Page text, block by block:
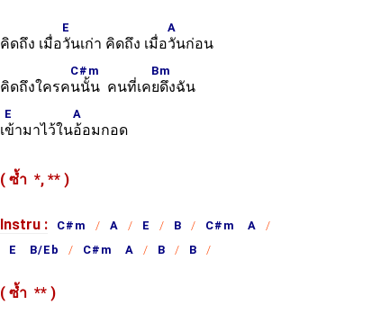
คิดถึง เมื่อ
E
วันเก่า คิดถึง เมื่อ
A
วันก่อน
คิดถึงใครค
C#m
นนั้น คนที่เค
Bm
ยดึงฉัน
เ
E
ข้ามาไว้ใน
A
อ้อมกอด
( ซ้ำ *, ** )
Instru : C#m A E B
C#m A
E B/Eb
C#m A B B
( ซ้ำ ** )